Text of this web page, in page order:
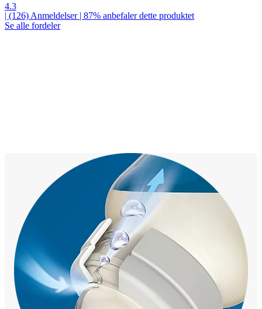
4.3
| (126) Anmeldelser| 87% anbefaler dette produktet
Se alle fordeler